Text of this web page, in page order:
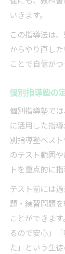
いきます。
この指導法は
からやり直し
ことで自信が
個別指導塾の
個別指導塾で
に活用した指
別指導塾ベス
のテスト範囲
トを重点的に指
テスト前には
題・練習問題
ことができま
るので安心」
た」という生